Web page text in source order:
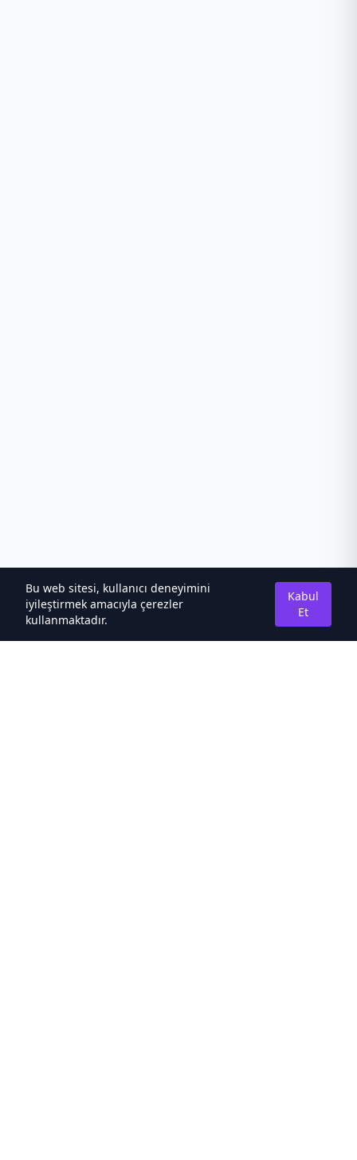
Bu web sitesi, kullanıcı deneyimini
iyileştirmek amacıyla çerezler
kullanmaktadır.
Kabul
Et